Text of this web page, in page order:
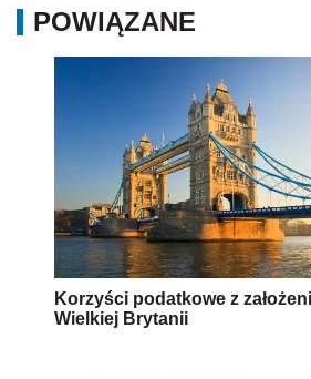
POWIĄZANE
Korzyści podatkowe z
Wielkiej Brytanii